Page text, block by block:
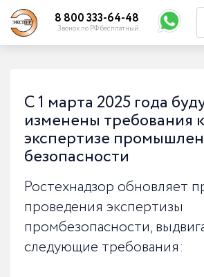
Личный
8 800 333-64-48
Звонок по РФ бесплатный
С 1 марта 2025 года
изменены требования к
экспертизе
безопасности
Ростехнадзор обновляет
проведения экспертизы
промбезопасности,
следующие требования: